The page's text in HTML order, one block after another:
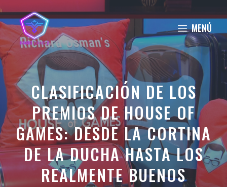
Saltar
al
contenido
MENÚ
CLASIFICACIÓN DE LOS
PREMIOS DE HOUSE OF
GAMES: DESDE LA CORTINA
DE LA DUCHA HASTA LOS
REALMENTE BUENOS